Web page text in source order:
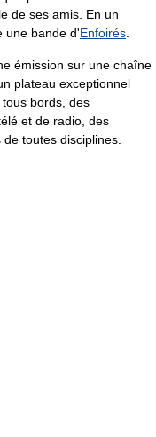
de ses amis. En un
une bande d'Enfoirés.
émission sur une chaîne
plateau exceptionnel
bords, des
et de radio, des
toutes disciplines.